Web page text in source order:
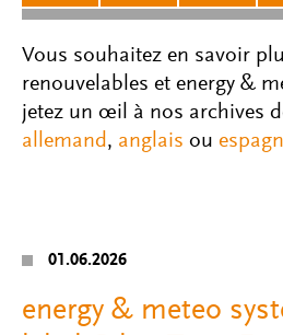
Vous souhaitez en savoir
renouvelables et energy &
jetez un œil à nos archives
allemand, anglais ou
01.06.2026
energy & meteo